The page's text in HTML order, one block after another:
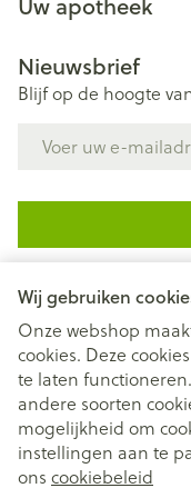
Wij gebruiken
Onze webshop
cookies. Deze
te laten
andere soorten
mogelijkheid om
instellingen aan te
ons cookiebeleid
Nieuwsbrief
Blijf op de hoogte
nieuwsbrief en gaat u
Juridische links